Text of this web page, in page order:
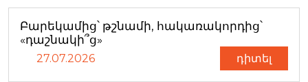
Բարեկամից՝ թշնամի, հակառակորդից՝
«դաշնակի՞ց»
27.07.2026 դիտել